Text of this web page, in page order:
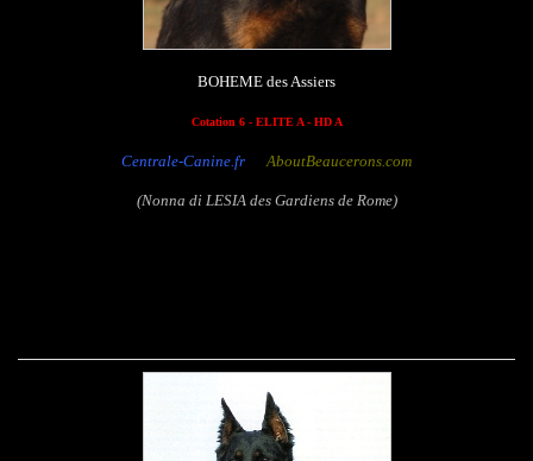
BOHEME des Assiers
Cotation 6 - ELITE A - HD A
Centrale-Canine.fr AboutBeaucerons.com
(Nonna di LESIA des Gardiens de Rome)